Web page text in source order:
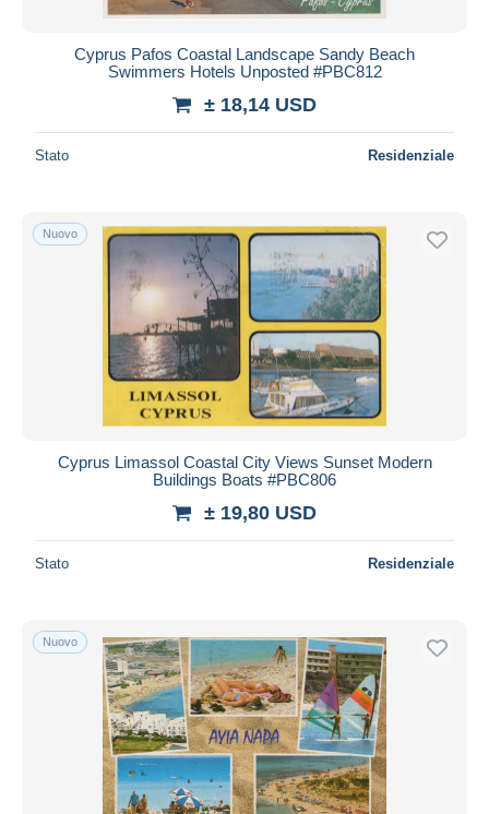
Cyprus Pafos Coastal Landscape Sandy Beach
Swimmers Hotels Unposted #PBC812
± 18,14 USD
Stato Residenziale
Nuovo
Cyprus Limassol Coastal City Views Sunset Modern
Buildings Boats #PBC806
± 19,80 USD
Stato Residenziale
Nuovo